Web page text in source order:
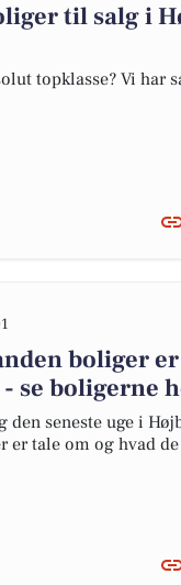
til salg i
topklasse? Vi har
boliger
se boligerne
seneste uge i
tale om og hvad de